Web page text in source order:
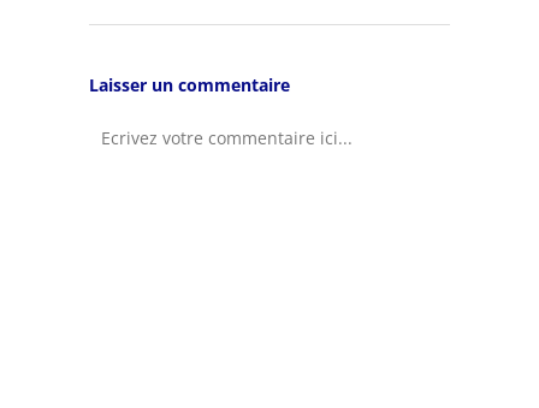
Laisser un commentaire